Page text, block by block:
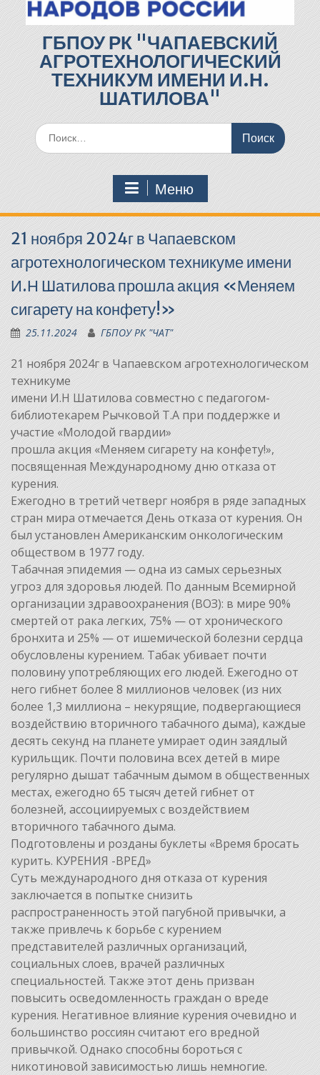
ГБПОУ РК "ЧАПАЕВСКИЙ
АГРОТЕХНОЛОГИЧЕСКИЙ
ТЕХНИКУМ ИМЕНИ И.Н.
ШАТИЛОВА"
Поиск
по:
Меню
21 ноября 2024г в Чапаевском
агротехнологическом техникуме имени
И.Н Шатилова прошла акция «Меняем
сигарету на конфету!»
25.11.2024 ГБПОУ РК "ЧАТ"
21 ноября 2024г в Чапаевском агротехнологическом
техникуме
имени И.Н Шатилова совместно с педагогом-
библиотекарем Рычковой Т.А при поддержке и
участие «Молодой гвардии»
прошла акция «Меняем сигарету на конфету!»,
посвященная Международному дню отказа от
курения.
Ежегодно в третий четверг ноября в ряде западных
стран мира отмечается День отказа от курения. Он
был установлен Американским онкологическим
обществом в 1977 году.
Табачная эпидемия — одна из самых серьезных
угроз для здоровья людей. По данным Всемирной
организации здравоохранения (ВОЗ): в мире 90%
смертей от рака легких, 75% — от хронического
бронхита и 25% — от ишемической болезни сердца
обусловлены курением. Табак убивает почти
половину употребляющих его людей. Ежегодно от
него гибнет более 8 миллионов человек (из них
более 1,3 миллиона – некурящие, подвергающиеся
воздействию вторичного табачного дыма), каждые
десять секунд на планете умирает один заядлый
курильщик. Почти половина всех детей в мире
регулярно дышат табачным дымом в общественных
местах, ежегодно 65 тысяч детей гибнет от
болезней, ассоциируемых с воздействием
вторичного табачного дыма.
Подготовлены и розданы буклеты «Время бросать
курить. КУРЕНИЯ -ВРЕД»
Суть международного дня отказа от курения
заключается в попытке снизить
распространенность этой пагубной привычки, а
также привлечь к борьбе с курением
представителей различных организаций,
социальных слоев, врачей различных
специальностей. Также этот день призван
повысить осведомленность граждан о вреде
курения. Негативное влияние курения очевидно и
большинство россиян считают его вредной
привычкой. Однако способны бороться с
никотиновой зависимостью лишь немногие.